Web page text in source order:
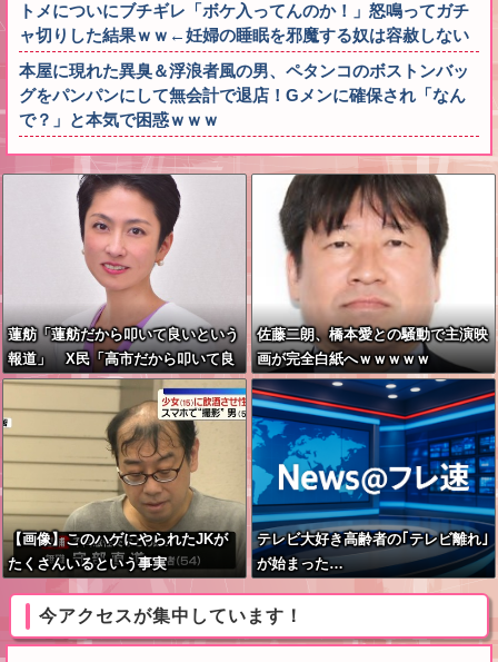
トメについにブチギレ「ボケ入ってんのか！」怒鳴ってガチ
ャ切りした結果ｗｗ←妊婦の睡眠を邪魔する奴は容赦しない
本屋に現れた異臭＆浮浪者風の男、ペタンコのボストンバッ
グをパンパンにして無会計で退店！Gメンに確保され「なん
で？」と本気で困惑ｗｗｗ
蓮舫「蓮舫だから叩いて良いという
報道」 X民「高市だから叩いて良
いをやってるのがお前だろ」
佐藤二朗、橋本愛との騒動で主演映
画が完全白紙へｗｗｗｗｗ
【画像】このハゲにやられたJKが
たくさんいるという事実
テレビ大好き高齢者の｢テレビ離れ｣
が始まった…
今アクセスが集中しています！